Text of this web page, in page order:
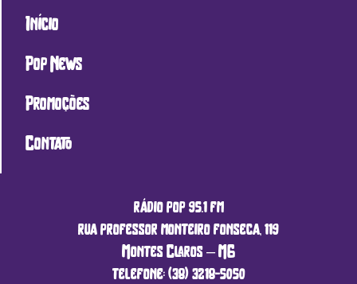
Início
Pop News
Promoções
Contato
rádio pop 95.1 fm
rua professor monteiro fonseca, 119
Montes Claros – MG
telefone: (38) 3218-5050